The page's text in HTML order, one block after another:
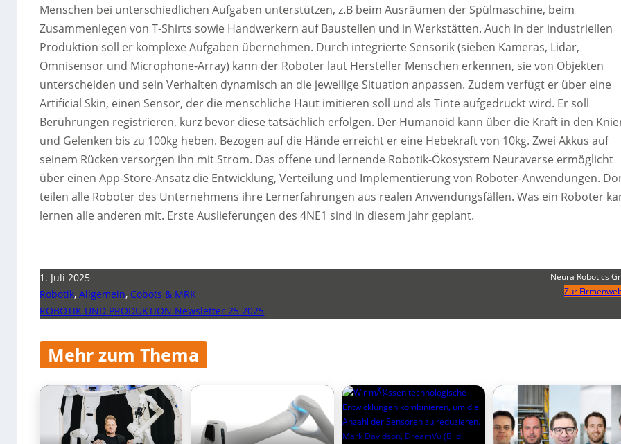
Menschen bei unterschiedlichen Aufgaben unterstützen, z.B beim Ausräumen der Spülmaschine, beim
Zusammenlegen von T-Shirts sowie Handwerkern auf Baustellen und in Werkstätten. Auch in der industriellen
Produktion soll er komplexe Aufgaben übernehmen. Durch integrierte Sensorik (sieben Kameras, Lidar,
Omnisensor und Microphone-Array) kann der Roboter laut Hersteller Menschen erkennen, sie von Objekten
unterscheiden und sein Verhalten dynamisch an die jeweilige Situation anpassen. Zudem verfügt er über eine
Artificial Skin, einen Sensor, der die menschliche Haut imitieren soll und als Tinte aufgedruckt wird. Er soll
Berührungen registrieren, kurz bevor diese tatsächlich erfolgen. Der Humanoid kann über die Kraft in den
und Gelenken bis zu 100kg heben. Bezogen auf die Hände erreicht er eine Hebekraft von 10kg. Zwei Akkus auf
seinem Rücken versorgen ihn mit Strom. Das offene und lernende Robotik-Ökosystem Neuraverse ermöglicht
über einen App-Store-Ansatz die Entwicklung, Verteilung und Implementierung von Roboter-Anwendungen.
teilen alle Roboter des Unternehmens ihre Lernerfahrungen aus realen Anwendungsfällen. Was ein Roboter
lernen alle anderen mit. Erste Auslieferungen des 4NE1 sind in diesem Jahr geplant.
1. Juli 2025
Robotik,Allgemein, Cobots & MRK
ROBOTIK UND PRODUKTION Newsletter 25 2025
Neura Robotics
Zur
Mehr zum Thema